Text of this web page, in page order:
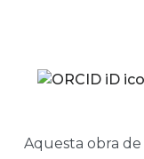
Aquesta obra de